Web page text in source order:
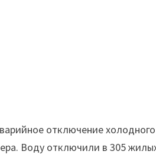
отключение
Воду отключили в 305